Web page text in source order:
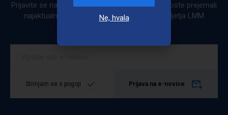
Prijavite se na e-novice. Ob prijavi na e-novice boste prejemali
najaktualnejše novice, akcije in obvestila podjetja LMM
Strinjam se s pogoji Prijava na e-novice
Ne, hvala